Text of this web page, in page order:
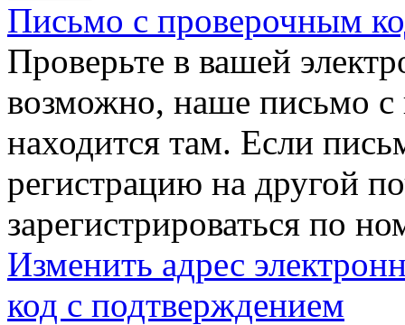
Письмо с проверочным
Проверьте в вашей
возможно, наше письмо с
находится там. Если
регистрацию на другой
зарегистрироваться по
Изменить адрес
код с подтверждением